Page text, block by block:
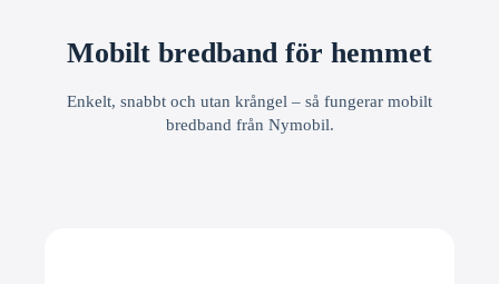
Mobilt bredband för hemmet
Enkelt, snabbt och utan krångel – så fungerar mobilt
bredband från Nymobil.